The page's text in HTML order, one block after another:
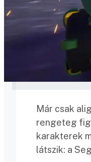
Már csak
rengeteg
karakterek
látszik: a